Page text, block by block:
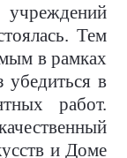
Тем
в рамках
убедиться в
работ.
и Доме